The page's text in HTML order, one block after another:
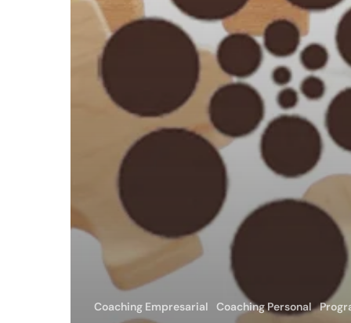
Coaching Empresarial Coaching Personal